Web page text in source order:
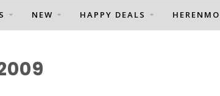
NEW HAPPY DEALS